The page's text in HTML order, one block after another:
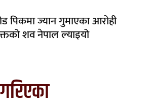
पिकमा ज्यान गुमाएका आरोही
शव नेपाल ल्याइयो